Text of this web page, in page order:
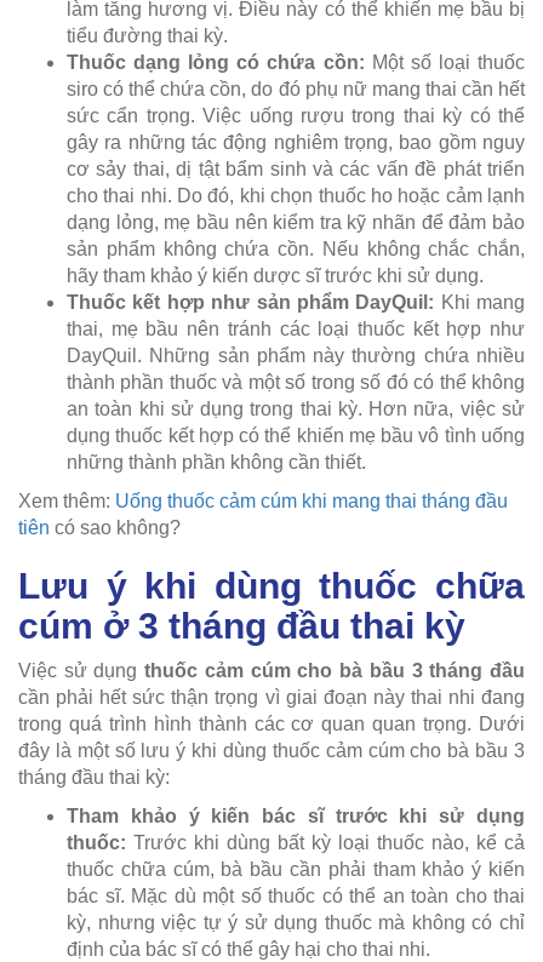
làm tăng hương vị. Điều này có thể khiến mẹ bầu bị
tiểu đường thai kỳ.
Thuốc dạng lỏng có chứa cồn: Một số loại thuốc
siro có thể chứa cồn, do đó phụ nữ mang thai cần hết
sức cẩn trọng. Việc uống rượu trong thai kỳ có thể
gây ra những tác động nghiêm trọng, bao gồm nguy
cơ sảy thai, dị tật bẩm sinh và các vấn đề phát triển
cho thai nhi. Do đó, khi chọn thuốc ho hoặc cảm lạnh
dạng lỏng, mẹ bầu nên kiểm tra kỹ nhãn để đảm bảo
sản phẩm không chứa cồn. Nếu không chắc chắn,
hãy tham khảo ý kiến dược sĩ trước khi sử dụng.
Thuốc kết hợp như sản phẩm DayQuil: Khi mang
thai, mẹ bầu nên tránh các loại thuốc kết hợp như
DayQuil. Những sản phẩm này thường chứa nhiều
thành phần thuốc và một số trong số đó có thể không
an toàn khi sử dụng trong thai kỳ. Hơn nữa, việc sử
dụng thuốc kết hợp có thể khiến mẹ bầu vô tình uống
những thành phần không cần thiết.
Xem thêm: Uống thuốc cảm cúm khi mang thai tháng đầu
tiên có sao không?
Lưu ý khi dùng thuốc chữa
cúm ở 3 tháng đầu thai kỳ
Việc sử dụngthuốc cảm cúm cho bà bầu 3 tháng đầu
cần phải hết sức thận trọng vì giai đoạn này thai nhi đang
trong quá trình hình thành các cơ quan quan trọng. Dưới
đây là một số lưu ý khi dùng thuốc cảm cúm cho bà bầu 3
tháng đầu thai kỳ:
Tham khảo ý kiến bác sĩ trước khi sử dụng
thuốc: Trước khi dùng bất kỳ loại thuốc nào, kể cả
thuốc chữa cúm, bà bầu cần phải tham khảo ý kiến
bác sĩ. Mặc dù một số thuốc có thể an toàn cho thai
kỳ, nhưng việc tự ý sử dụng thuốc mà không có chỉ
định của bác sĩ có thể gây hại cho thai nhi.